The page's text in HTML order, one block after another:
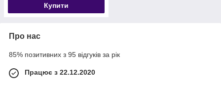
Купити
Про нас
85% позитивних з 95 відгуків за рік
Працює з 22.12.2020